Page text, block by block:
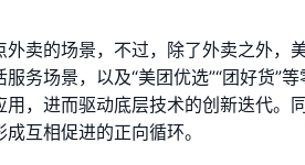
卖的场景，不过，除了外卖之外，
服务场景，以及“美团优选”“团好货
，进而驱动底层技术的创新迭代。
互相促进的正向循环。